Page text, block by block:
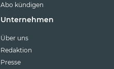
Abo kündigen
Unternehmen
Über uns
Redaktion
Presse